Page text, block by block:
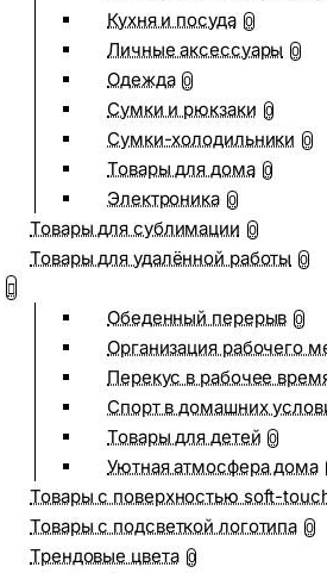
Кухня и посуда 0
Личные аксессуары 0
Одежда 0
Сумки и рюкзаки 0
Сумки-холодильники 0
Товары для дома 0
Электроника 0
Товары для сублимации 0
Товары для удалённой работы 0
Обеденный перерыв 0
Организация рабочего
Перекус в рабочее
Спорт в домашних
Товары для детей 0
Уютная атмосфера дома
Товары с поверхностью soft-
Товары с подсветкой логотипа 0
Трендовые цвета 0